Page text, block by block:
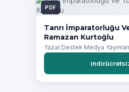
PDF
Tanrı İmparatorluğu
Ramazan Kurtoğlu
Yazar:Destek Medya Yayınları